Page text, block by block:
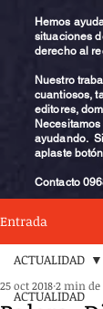
Hemos
situaciones
derecho al
Nuestro
cuantiosos,
editores,
ayudando.
aplaste
Contacto
Entrada
ACTUALIDAD
ACTUALIDAD
25 oct 20182 min de